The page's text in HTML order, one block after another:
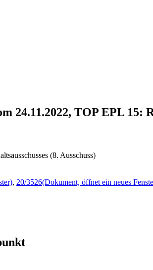
24.11.2022, TOP EPL 15:
(8. Ausschuss)
, 20/3526(Dokument, öffnet ein neues